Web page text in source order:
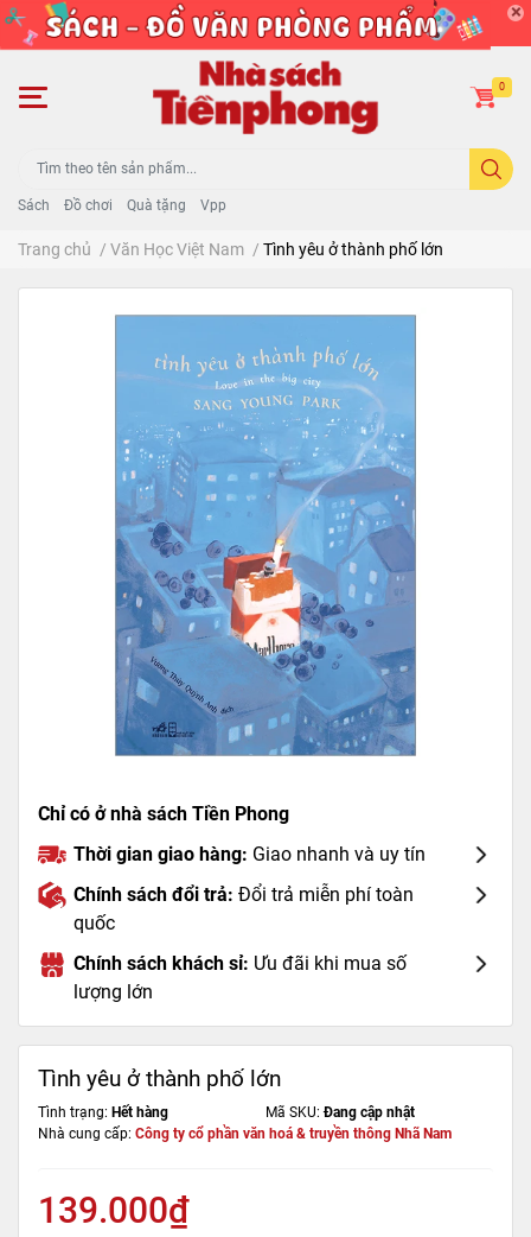
Sách Đồ chơi Quà tặng Vpp
0
Trang chủ / Văn Học Việt Nam / Tình yêu ở thành phố lớn
Chỉ có ở nhà sách Tiền Phong
Thời gian giao hàng: Giao nhanh và uy tín
Chính sách đổi trả: Đổi trả miễn phí toàn
quốc
Chính sách khách sỉ: Ưu đãi khi mua số
lượng lớn
Tình yêu ở thành phố lớn
Tình trạng: Hết hàng Mã SKU:Đang cập nhật
Nhà cung cấp: Công ty cổ phần văn hoá & truyền thông Nhã Nam
139.000₫